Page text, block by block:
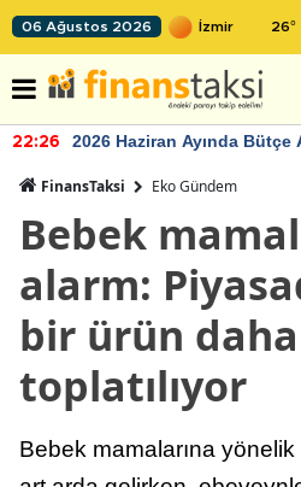
06 Ağustos 2026 26°
22:26 2026 Haziran Ayında Bütçe
FinansTaksi Eko Gündem
Bebek
alarm:
bir ürün daha
toplatılıyor
Bebek mamalarına yönelik